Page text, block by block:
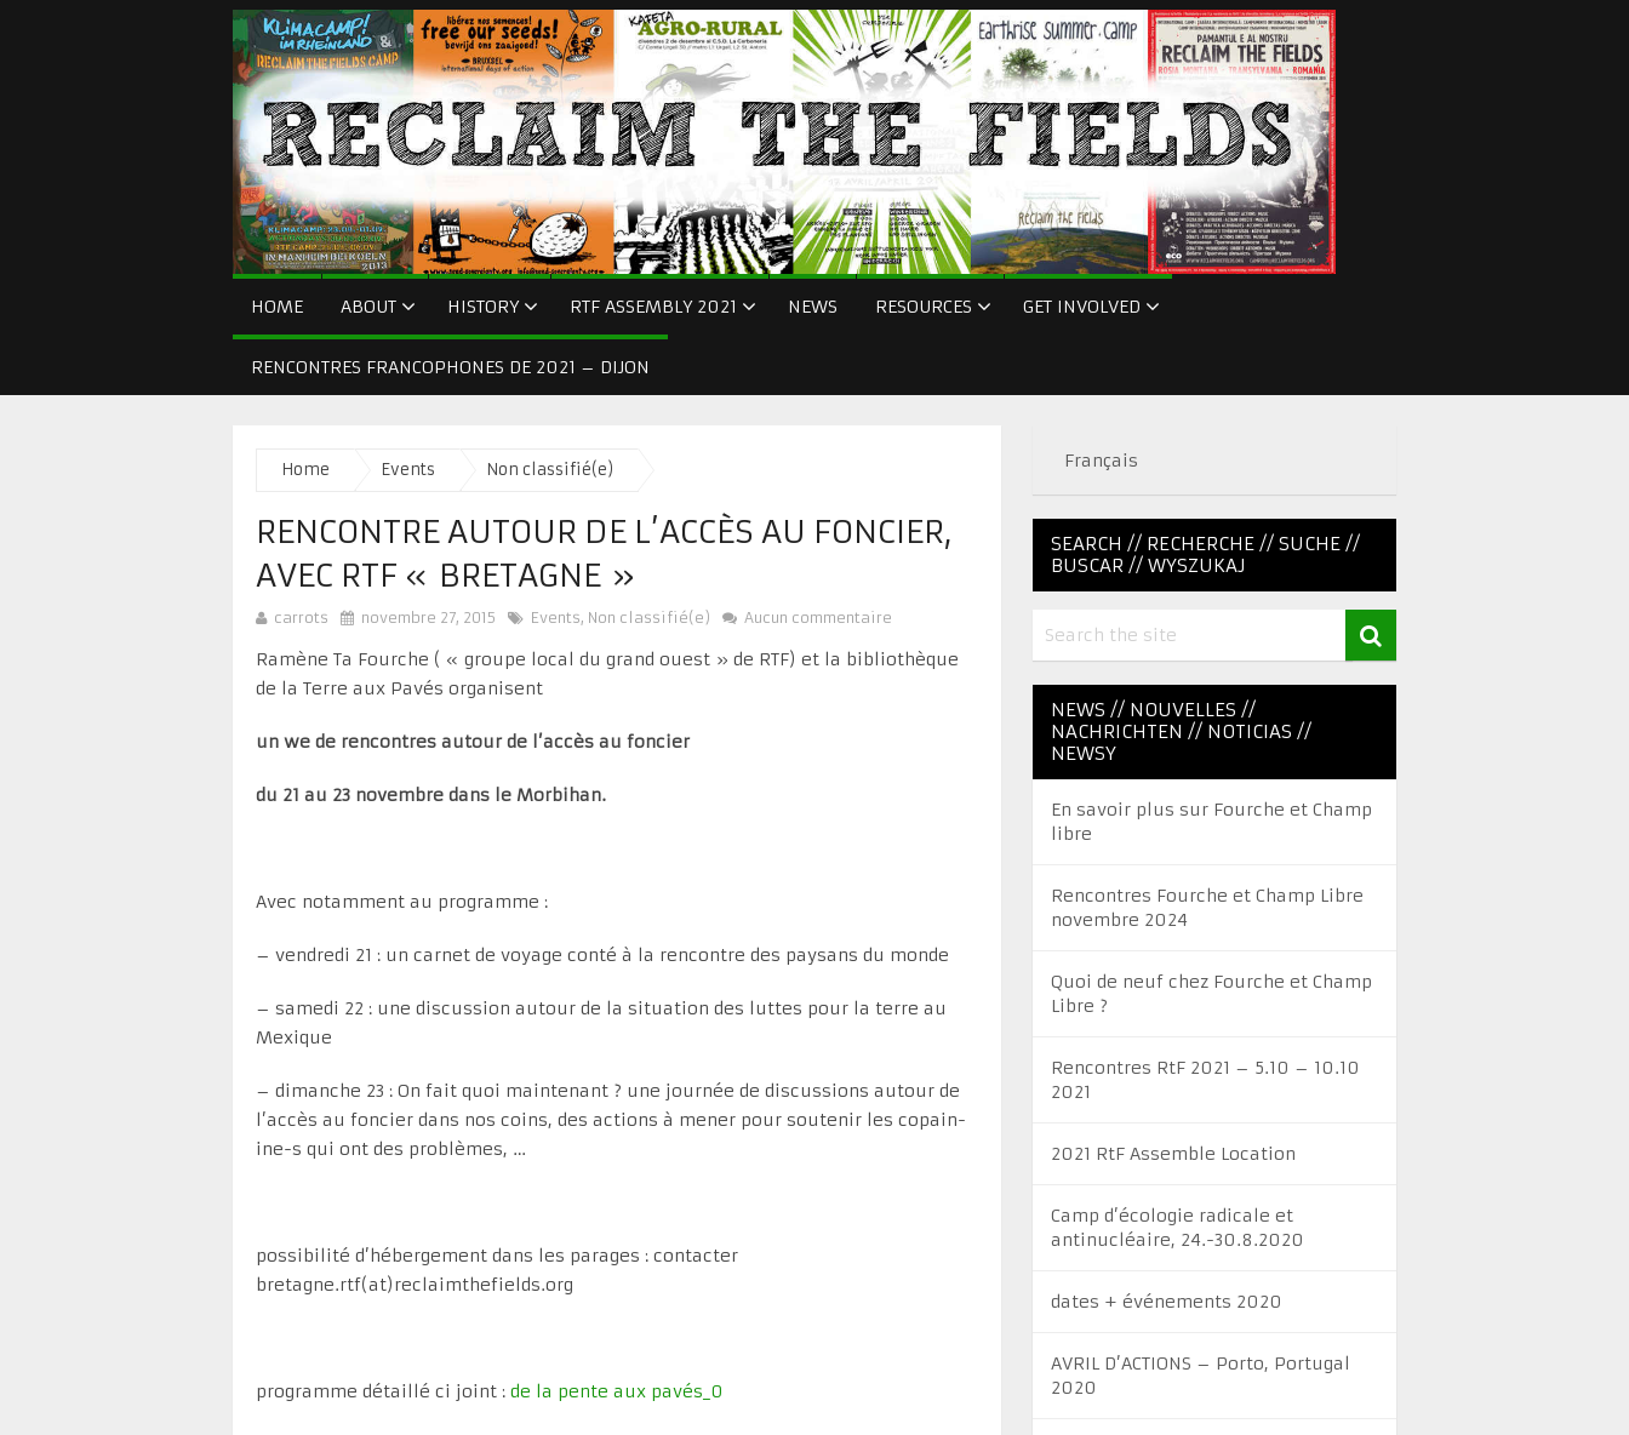
HOME ABOUT HISTORY RTF ASSEMBLY 2021 NEWS RESOURCES GET INVOLVED
RENCONTRES FRANCOPHONES DE 2021 – DIJON
Home Events Non classifié(e)
RENCONTRE AUTOUR DE L’ACCÈS AU FONCIER,
AVEC RTF « BRETAGNE »
carrots novembre 27, 2015 Events, Non classifié(e) Aucun commentaire
Ramène Ta Fourche ( « groupe local du grand ouest » de RTF) et la bibliothèque
de la Terre aux Pavés organisent
un we de rencontres autour de l’accès au foncier
du 21 au 23 novembre dans le Morbihan.
Avec notamment au programme :
– vendredi 21 : un carnet de voyage conté à la rencontre des paysans du monde
– samedi 22 : une discussion autour de la situation des luttes pour la terre au
Mexique
– dimanche 23 : On fait quoi maintenant ? une journée de discussions autour de
l’accès au foncier dans nos coins, des actions à mener pour soutenir les copain-
ine-s qui ont des problèmes, …
possibilité d’hébergement dans les parages : contacter
bretagne.rtf(at)reclaimthefields.org
programme détaillé ci joint : de la pente aux pavés_0
Français
SEARCH // RECHERCHE // SUCHE //
BUSCAR // WYSZUKAJ
NEWS // NOUVELLES //
NACHRICHTEN // NOTICIAS //
NEWSY
En savoir plus sur Fourche et Champ
libre
Rencontres Fourche et Champ Libre
novembre 2024
Quoi de neuf chez Fourche et Champ
Libre ?
Rencontres RtF 2021 – 5.10 – 10.10
2021
2021 RtF Assemble Location
Camp d’écologie radicale et
antinucléaire, 24.-30.8.2020
dates + événements 2020
AVRIL D’ACTIONS – Porto, Portugal
2020